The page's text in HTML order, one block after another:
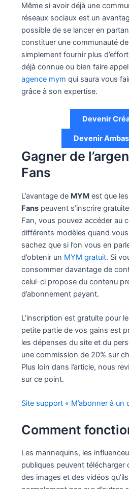
Même si avoir déjà une
réseaux sociaux est un
possible de se lancer en
constituer une communauté
simplement fournir plus
déjà connue ou bien faire
agence mym qui saura vous
grâce à son expertise.
Devenir
Devenir
Gagner de
Fans
L’avantage de MYMest que les
Fanspeuvent s’inscrire
Fan, vous pouvez accéder au
différents modèles quand
sachez que si l’on vous en
d’obtenir un MYM gratuit. Si
consommer davantage de
celui-ci propose du contenu
d’abonnement payant.
L’inscription est gratuite pour
petite partie de vos gains est
les dépenses du site et du
une commission de 20% sur
Plus loin dans l’article, nous
sur ce point.
Site support « M’abonner à un
Comment
Les mannequins, les
publiques peuvent télécharger
des images et des vidéos